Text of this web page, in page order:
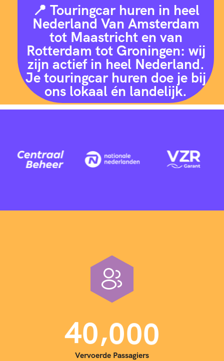
📍 Touringcar huren in heel
Nederland Van Amsterdam
tot Maastricht en van
Rotterdam tot Groningen: wij
zijn actief in heel Nederland.
Je touringcar huren doe je bij
ons lokaal én landelijk.
40,000
Vervoerde Passagiers